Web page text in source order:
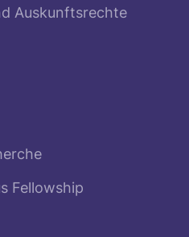
Auskunftsrechte
Fellowship